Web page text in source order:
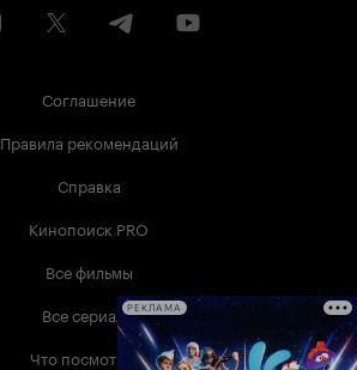
Соглашение
Правила рекомендаций
Справка
Кинопоиск PRO
Все фильмы
Все сериалы
Что посмотреть
РЕКЛАМА